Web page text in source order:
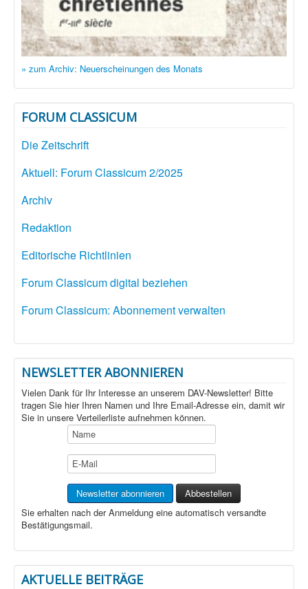
» zum Archiv: Neuerscheinungen des Monats
FORUM CLASSICUM
Die Zeitschrift
Aktuell: Forum Classicum 2/2025
Archiv
Redaktion
Editorische Richtlinien
Forum Classicum digital beziehen
Forum Classicum: Abonnement verwalten
NEWSLETTER ABONNIEREN
Vielen Dank für Ihr Interesse an unserem DAV-Newsletter! Bitte
tragen Sie hier Ihren Namen und Ihre Email-Adresse ein, damit wir
Sie in unsere Verteilerliste aufnehmen können.
Sie erhalten nach der Anmeldung eine automatisch versandte
Bestätigungsmail.
AKTUELLE BEITRÄGE